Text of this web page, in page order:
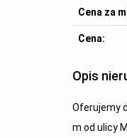
Cena za m
Cena:
Opis
Oferujemy
m od ulicy